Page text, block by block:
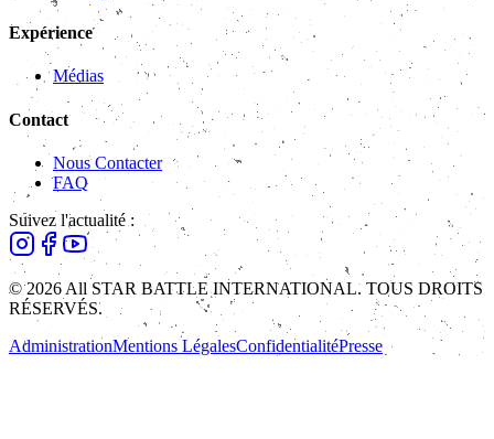
Expérience
Médias
Contact
Nous Contacter
FAQ
Suivez l'actualité :
© 2026 All STAR BATTLE INTERNATIONAL. TOUS DROITS
RÉSERVÉS.
AdministrationMentions LégalesConfidentialitéPresse